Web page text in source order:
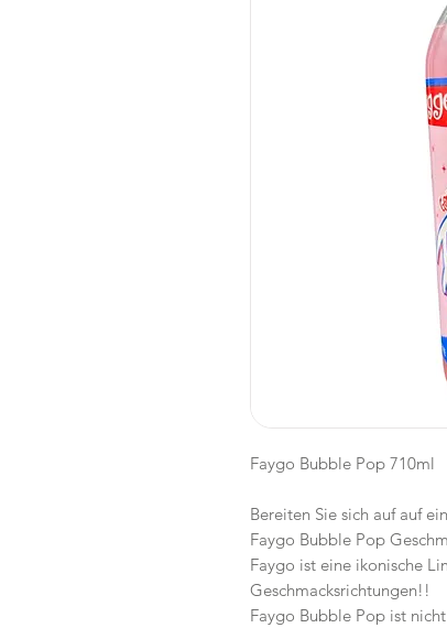
Faygo Bubble Pop 710ml
Bereiten Sie sich auf auf
Faygo Bubble Pop
Faygo ist eine ikonische
Geschmacksrichtungen!!
Faygo Bubble Pop ist